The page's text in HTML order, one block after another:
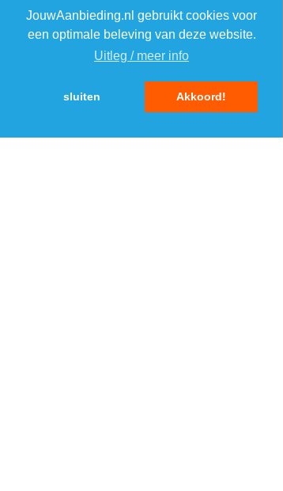
JouwAanbieding.nl gebruikt cookies voor
een optimale beleving van deze website.
Uitleg / meer info
sluiten Akkoord!
3 3
4